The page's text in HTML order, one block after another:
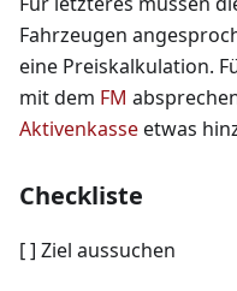
Fahrzeugen
eine Preiskalkulation.
mit dem FM
Aktivenkasseetwas
Checkliste
[] Ziel aussuchen